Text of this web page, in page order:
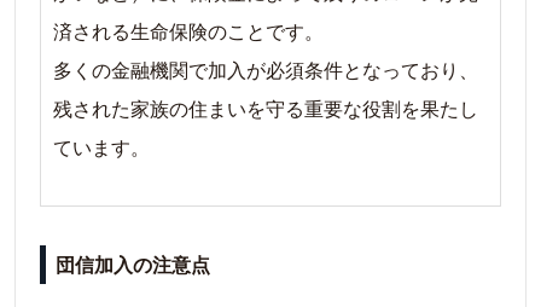
済される生命保険のことです。
多くの金融機関で加入が必須条件となっており、
残された家族の住まいを守る重要な役割を果たし
ています。
団信加入の注意点